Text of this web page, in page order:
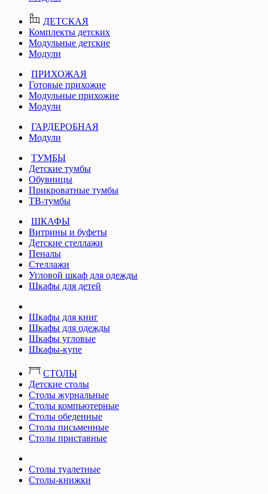
ДЕТСКАЯ
Комплекты детских
Модульные детские
Модули
ПРИХОЖАЯ
Готовые прихожие
Модульные прихожие
Модули
ГАРДЕРОБНАЯ
Модули
ТУМБЫ
Детские тумбы
Обувницы
Прикроватные тумбы
ТВ-тумбы
ШКАФЫ
Витрины и буфеты
Детские стеллажи
Пеналы
Стеллажи
Угловой шкаф для одежды
Шкафы для детей
Шкафы для книг
Шкафы для одежды
Шкафы угловые
Шкафы-купе
СТОЛЫ
Детские столы
Столы журнальные
Столы компьютерные
Столы обеденные
Столы письменные
Столы приставные
Столы туалетные
Столы-книжки